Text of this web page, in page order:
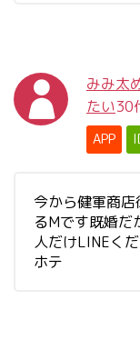
みみ太
たい30
APP
今から健軍商
るMです既婚
人だけLINEく
ホテ